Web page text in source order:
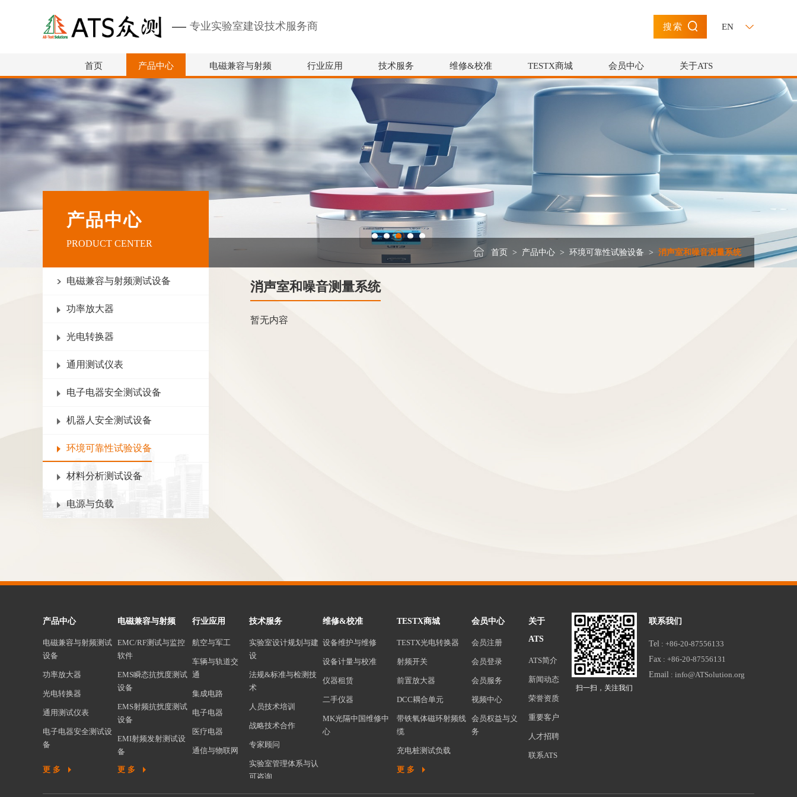
专业实验室建设技术服务商 搜索 EN
首页 产品中心 电磁兼容与射频 行业应用 技术服务 维修&校准 TESTX商城 会员中心 关于ATS
产品中心
PRODUCT CENTER
首页 > 产品中心 > 环境可靠性试验设备 > 消声室和噪音测量系统
电磁兼容与射频测试设备
功率放大器
光电转换器
通用测试仪表
电子电器安全测试设备
机器人安全测试设备
环境可靠性试验设备
材料分析测试设备
电源与负载
消声室和噪音测量系统
暂无内容
产品中心
电磁兼容与射频测试
设备
功率放大器
光电转换器
通用测试仪表
电子电器安全测试设
备
更多
电磁兼容与射频
EMC/RF测试与监控
软件
EMS瞬态抗扰度测试
设备
EMS射频抗扰度测试
设备
EMI射频发射测试设
备
谐波闪烁测试设备
更多
行业应用
航空与军工
车辆与轨道交
通
集成电路
电子电器
医疗电器
通信与物联网
技术服务
实验室设计规划与建
设
法规&标准与检测技
术
人员技术培训
战略技术合作
专家顾问
实验室管理体系与认
可咨询
维修&校准
设备维护与维修
设备计量与校准
仪器租赁
二手仪器
MK光隔中国维修中
心
TESTX商城
TESTX光电转换器
射频开关
前置放大器
DCC耦合单元
带铁氧体磁环射频线
缆
充电桩测试负载
前置放大器保护器
更多
会员中心
会员注册
会员登录
会员服务
视频中心
会员权益与义
务
关于
ATS
ATS简介
新闻动态
荣誉资质
重要客户
人才招聘
联系ATS
扫一扫，关注我们
联系我们
Tel : +86-20-87556133
Fax : +86-20-87556131
Email : info@ATSolution.org